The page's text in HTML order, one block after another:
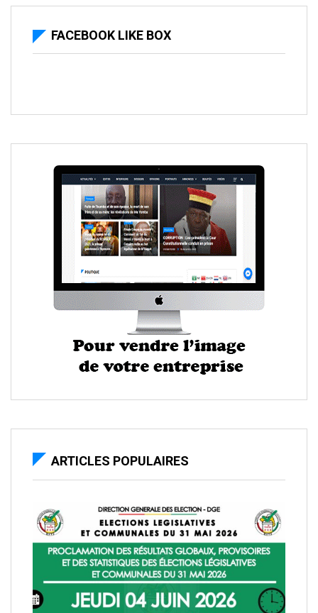
FACEBOOK LIKE BOX
ARTICLES POPULAIRES